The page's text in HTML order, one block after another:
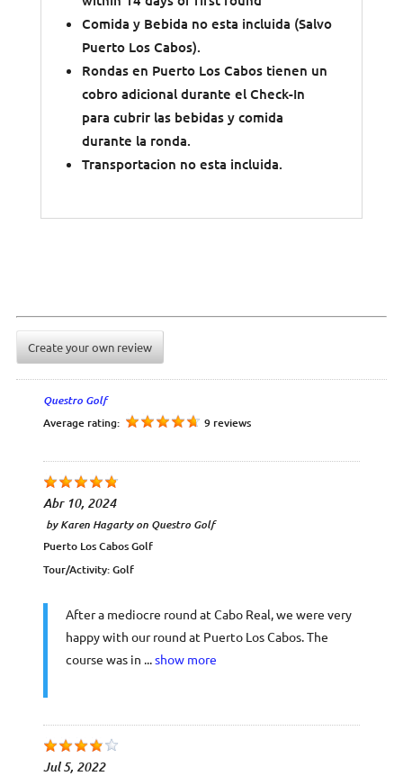
Comida y Bebida no esta incluida (Salvo
Puerto Los Cabos).
Rondas en Puerto Los Cabos tienen un
cobro adicional durante el Check-In
para cubrir las bebidas y comida
durante la ronda.
Transportacion no esta incluida.
Create your own review
Questro Golf
Average rating:
9 reviews
Abr 10, 2024
byKaren Hagartyon Questro Golf
Puerto Los Cabos Golf
Tour/Activity:Golf
After a mediocre round at Cabo Real, we were very
happy with our round at Puerto Los Cabos. The
course was in ...show more
Jul 5, 2022